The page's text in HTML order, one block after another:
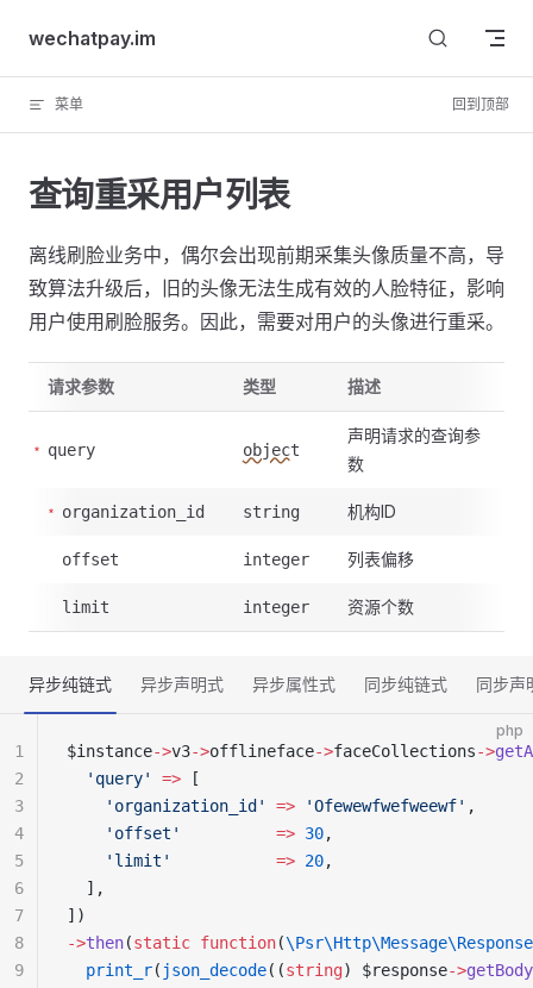
Skip to content
wechatpay.im
菜单 回到顶部
查询重采用户列表
离线刷脸业务中，偶尔会出现前期采集头像质量不高，导
致算法升级后，旧的头像无法生成有效的人脸特征，影响
用户使用刷脸服务。因此，需要对用户的头像进行重采。
请求参数 类型 描述
query object
声明请求的查询参
数
organization_id string 机构ID
offset integer 列表偏移
limit integer 资源个数
异步纯链式 异步声明式 异步属性式 同步纯链式 同步声
php
$instance->v3->offlineface->faceCollections->
  'query'
=> [
    'organization_id'
=> 'Ofewewfwefweewf' ,
    'offset'
          =>
30,
    'limit'
           =>
20,
  ],
])
->then(static function(
  print_r
( json_decode((string) $response->getBody
1
2
3
4
5
6
7
8
9